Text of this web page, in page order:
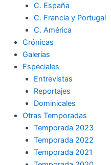
C. España
C. Francia y Portugal
C. América
Crónicas
Galerías
Especiales
Entrevistas
Reportajes
Dominicales
Otras Temporadas
Temporada 2023
Temporada 2022
Temporada 2021